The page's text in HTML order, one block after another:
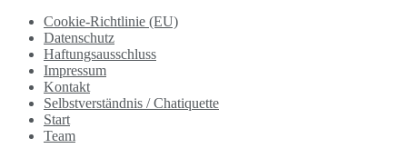
Cookie-Richtlinie (EU)
Datenschutz
Haftungsausschluss
Impressum
Kontakt
Selbstverständnis / Chatiquette
Start
Team